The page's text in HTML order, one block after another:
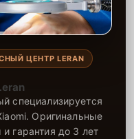
ЦЕНТР LERAN
специализируется
Оригинальные
гарантия до 3 лет